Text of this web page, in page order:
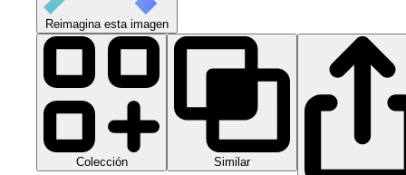
Reimagina esta imagen
Colección Similar